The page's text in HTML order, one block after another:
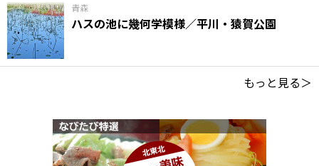
青森
ハスの池に幾何学模様／平川・猿賀公園
もっと見る＞